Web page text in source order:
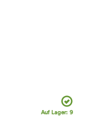
Auf Lager: 9